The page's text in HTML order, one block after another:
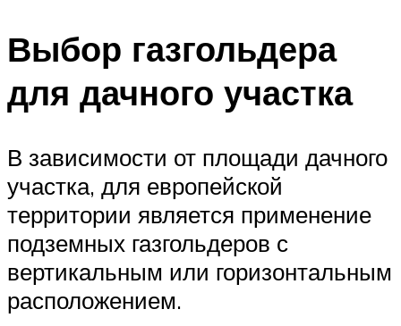
Выбор газгольдера
для дачного участка
В зависимости от площади дачного
участка, для европейской
территории является применение
подземных газгольдеров с
вертикальным или горизонтальным
расположением.